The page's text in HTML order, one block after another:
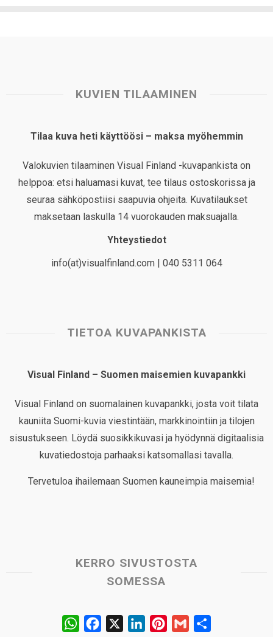
KUVIEN TILAAMINEN
Tilaa kuva heti käyttöösi – maksa myöhemmin
Valokuvien tilaaminen Visual Finland -kuvapankista on
helppoa: etsi haluamasi kuvat, tee tilaus ostoskorissa ja
seuraa sähköpostiisi saapuvia ohjeita. Kuvatilaukset
maksetaan laskulla 14 vuorokauden maksuajalla.
Yhteystiedot
info(at)visualfinland.com | 040 5311 064
TIETOA KUVAPANKISTA
Visual Finland – Suomen maisemien kuvapankki
Visual Finland on suomalainen kuvapankki, josta voit tilata
kauniita Suomi-kuvia viestintään, markkinointiin ja tilojen
sisustukseen. Löydä suosikkikuvasi ja hyödynnä digitaalisia
kuvatiedostoja parhaaksi katsomallasi tavalla.
Tervetuloa ihailemaan Suomen kauneimpia maisemia!
KERRO SIVUSTOSTA
SOMESSA
W